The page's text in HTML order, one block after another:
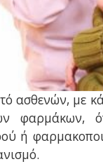
ασθενών, με
φαρμάκων,
ή